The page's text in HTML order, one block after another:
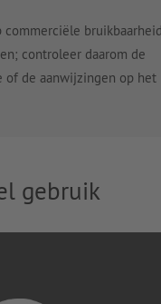
controleer daarom de
de aanwijzingen op het
gebruik